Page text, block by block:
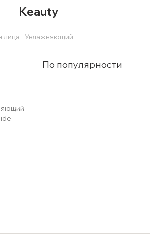
Keauty
лица Увлажняющий
По популярности